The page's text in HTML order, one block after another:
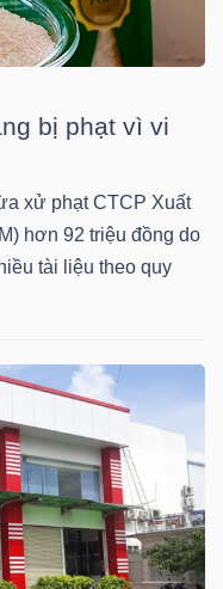
bị phạt vì vi
xử phạt CTCP Xuất
hơn 92 triệu đồng do
tài liệu theo quy